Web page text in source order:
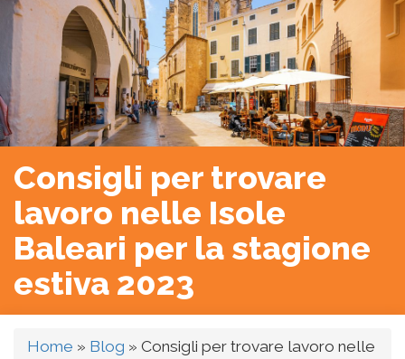
Consigli per trovare
lavoro nelle Isole
Baleari per la stagione
estiva 2023
Home » Blog » Consigli per trovare lavoro nelle